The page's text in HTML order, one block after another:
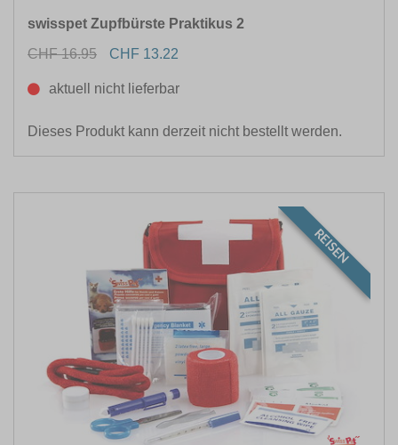
swisspet Zupfbürste Praktikus 2
CHF 16.95
CHF 13.22
aktuell nicht lieferbar
Dieses Produkt kann derzeit nicht bestellt werden.
REISEN